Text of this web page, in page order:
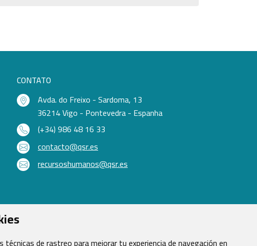
de rastreo para mejorar tu experiencia de navegación en
CONTATO
Avda. do Freixo - Sardoma, 13
36214 Vigo - Pontevedra - Espanha
(+34) 986 48 16 33
contacto@qsr.es
recursoshumanos@qsr.es